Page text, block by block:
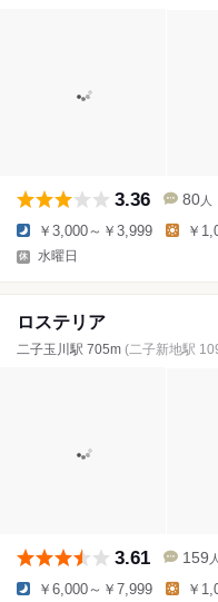
3.36 80 人
￥3,000～￥3,999 ￥
水曜日
ロステリア
二子玉川駅 705m (二子新地駅
3.61 159 人
￥6,000～￥7,999 ￥